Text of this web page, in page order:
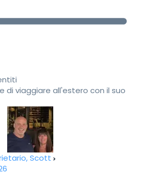
di viaggiare all'estero con il suo
Scott